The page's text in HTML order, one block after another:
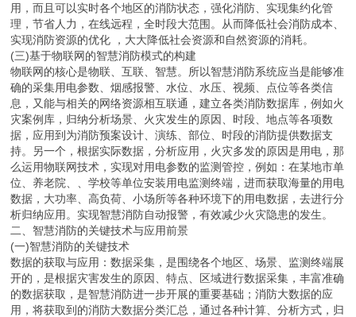
用，而且可以实时各个地区的消防状态，强化消防、实现集约化管
理，节省人力，在线远程，全时段大范围。从而降低社会消防成本、
实现消防资源的优化 ，大大降低社会资源和自然资源的消耗。
(三)基于物联网的智慧消防模式的构建
物联网的核心是物联、互联、智慧。所以智慧消防系统应当是能够准
确的采集用电参数、烟感报警、水位、水压、视频、点位等各类信
息，又能与相关的网络资源相互联通，建立各类消防数据库，例如火
灾案例库，归纳分析场景、火灾发生的原因、时段、地点等各项数
据，应用到为消防预案设计、演练、部位、时段的消防提供数据支
持。另一个，根据实际数据，分析应用，火灾多发的原因是用电，那
么运用物联网技术，实现对用电参数的监测管控，例如：在某地市单
位、养老院、、学校等单位安装用电监测终端，进而获取海量的用电
数据，大功率、高负荷、小场所等各种环境下的用电数据，去进行分
析归纳应用。实现智慧消防自动报警，有效减少火灾隐患的发生。
二、智慧消防的关键技术与应用前景
(一)智慧消防的关键技术
数据的获取与应用：数据采集，是围绕各个地区、场景、监测终端展
开的，是根据灾害发生的原因、特点、区域进行数据采集，丰富准确
的数据获取，是智慧消防进一步开展的重要基础；消防大数据的应
用，将获取到的消防大数据分类汇总，通过各种计算、分析方式，归